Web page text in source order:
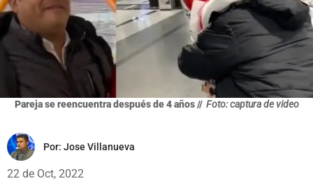
Pareja se reencuentra después de 4 años // Foto: captura de video
Por: Jose Villanueva
22 de Oct, 2022